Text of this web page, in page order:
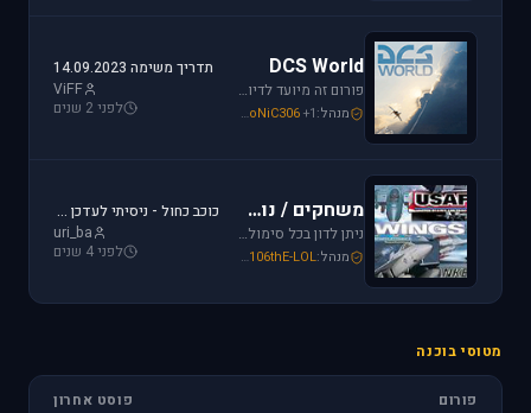
DCS World
פורום זה מיועד לדיון בסדרת הסימולטורים Digital Combat Simulator וכן בסדרת Lock On Modern Air Combat. מחפשים תמיכה? או סתם רוצים לשתף מידע ותמונות זהו המקום הנכון.
מנהל: SoNiC306+1
תדריך משימה 14.09.2023
ViFF
לפני 2 שנים
משחקים / נוסטלגיה
ניתן לדון בכל סימולטור טיסה או משחקים שאינם בגדר סימולטורים אשר אין להם פורום נפרד ובסימולטורים נוסטלגיים כגון: אף-15, אף-18, חיל האויר האמריקני, כוכב כחול - "חיל האויר הישראלי" וסטרייק פייטרס.
מנהל: Mike_69th ,106thE-LOL
כוכב כחול - ניסיתי לעדכן את לגירסה 1.1 וקיבלתי הודעת שגיאה.
uri_ba
לפני 4 שנים
מטוסי בוכנה
פורום פוסט אחרון